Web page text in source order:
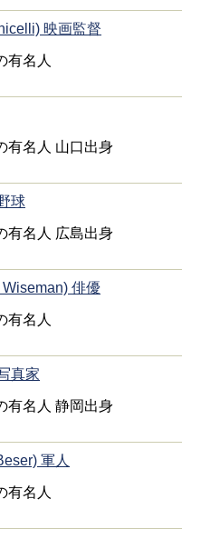
映画監督
有名人
有名人 山口出身
球
有名人 広島出身
俳優
有名人
真家
有名人 静岡出身
軍人
有名人